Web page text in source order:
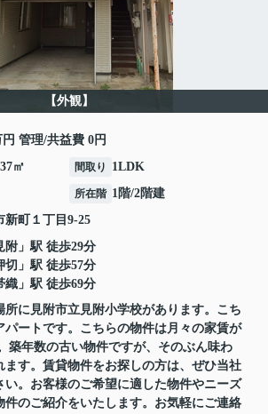
【外観】
管理/共益費 0円
㎡ 間取り 1LDK
所在階 1階/2階建
新町 １丁目9-25
附 」駅 徒歩29分
切 」駅 徒歩57分
織 」駅 徒歩69分
所に見附市立見附小学校があります。こち
パートです。こちらの物件は月々の家賃が
築年数の古い物件ですが、そのぶん味わ
ます。賃貸物件をお探しの方は、ぜひ当社
い。お客様のご希望に適した物件やニーズ
件のご紹介をいたします。お気軽にご連絡